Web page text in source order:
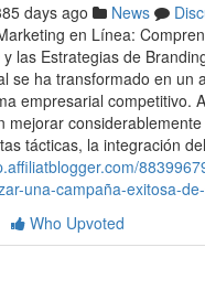
days ago News
en Línea:
las Estrategias de
se ha transformado en un
empresarial competitivo.
mejorar
tácticas, la integración
una-campaña-exitosa-
Who Upvoted